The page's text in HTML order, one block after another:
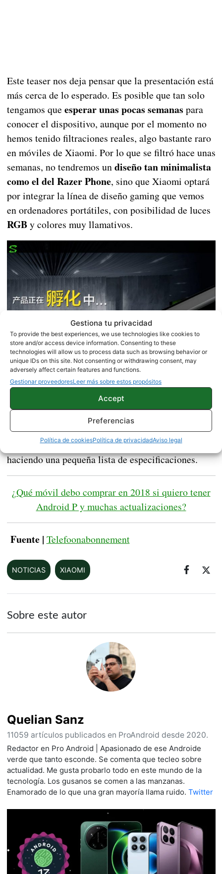
Gestiona tu privacidad
To provide the best experiences, we use technologies like cookies to
store and/or access device information. Consenting to these
technologies will allow us to process data such as browsing behavior or
unique IDs on this site. Not consenting or withdrawing consent, may
adversely affect certain features and functions.
Gestionar proveedoresLeer más sobre estos propósitos
Accept
Preferencias
Política de cookiesPolítica de privacidadAviso legal
Este teaser nos deja pensar que la presentación está
más cerca de lo esperado. Es posible que tan solo
tengamos que esperar unas pocas semanas para
conocer el dispositivo, aunque por el momento no
hemos tenido filtraciones reales, algo bastante raro
en móviles de Xiaomi. Por lo que se filtró hace unas
semanas, no tendremos undiseño tan minimalista
como el del Razer Phone, sino que Xiaomi optará
por integrar la línea de diseño gaming que vemos
en ordenadores portátiles, con posibilidad de luces
RGBy colores muy llamativos.
Es posible que ahora que elXiaomi Mi MIX 2s ha
, dentro de unos días tengamos
información mucho más interesante sobre este
móvil gamer de Xiaomi. Por el momento podemos
ir confirmando detalles como el procesador e ir
haciendo una pequeña lista de especificaciones.
¿Qué móvil debo comprar en 2018 si quiero tener
Android P y muchas actualizaciones?
Fuente | Telefoonabonnement
NOTICIAS XIAOMI
Sobre este autor
Quelian Sanz
11059 artículos publicados en ProAndroid desde 2020.
Redactor en Pro Android | Apasionado de ese Androide
verde que tanto esconde. Se comenta que tecleo sobre
actualidad. Me gusta probarlo todo en este mundo de la
tecnología. Los gusanos se comen a las manzanas.
Enamorado de lo que una gran mayoría llama ruido. Twitter